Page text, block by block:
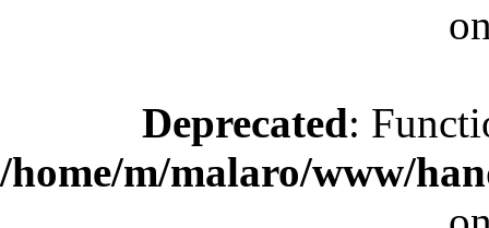
Deprecated:
/home/m/malaro/www/